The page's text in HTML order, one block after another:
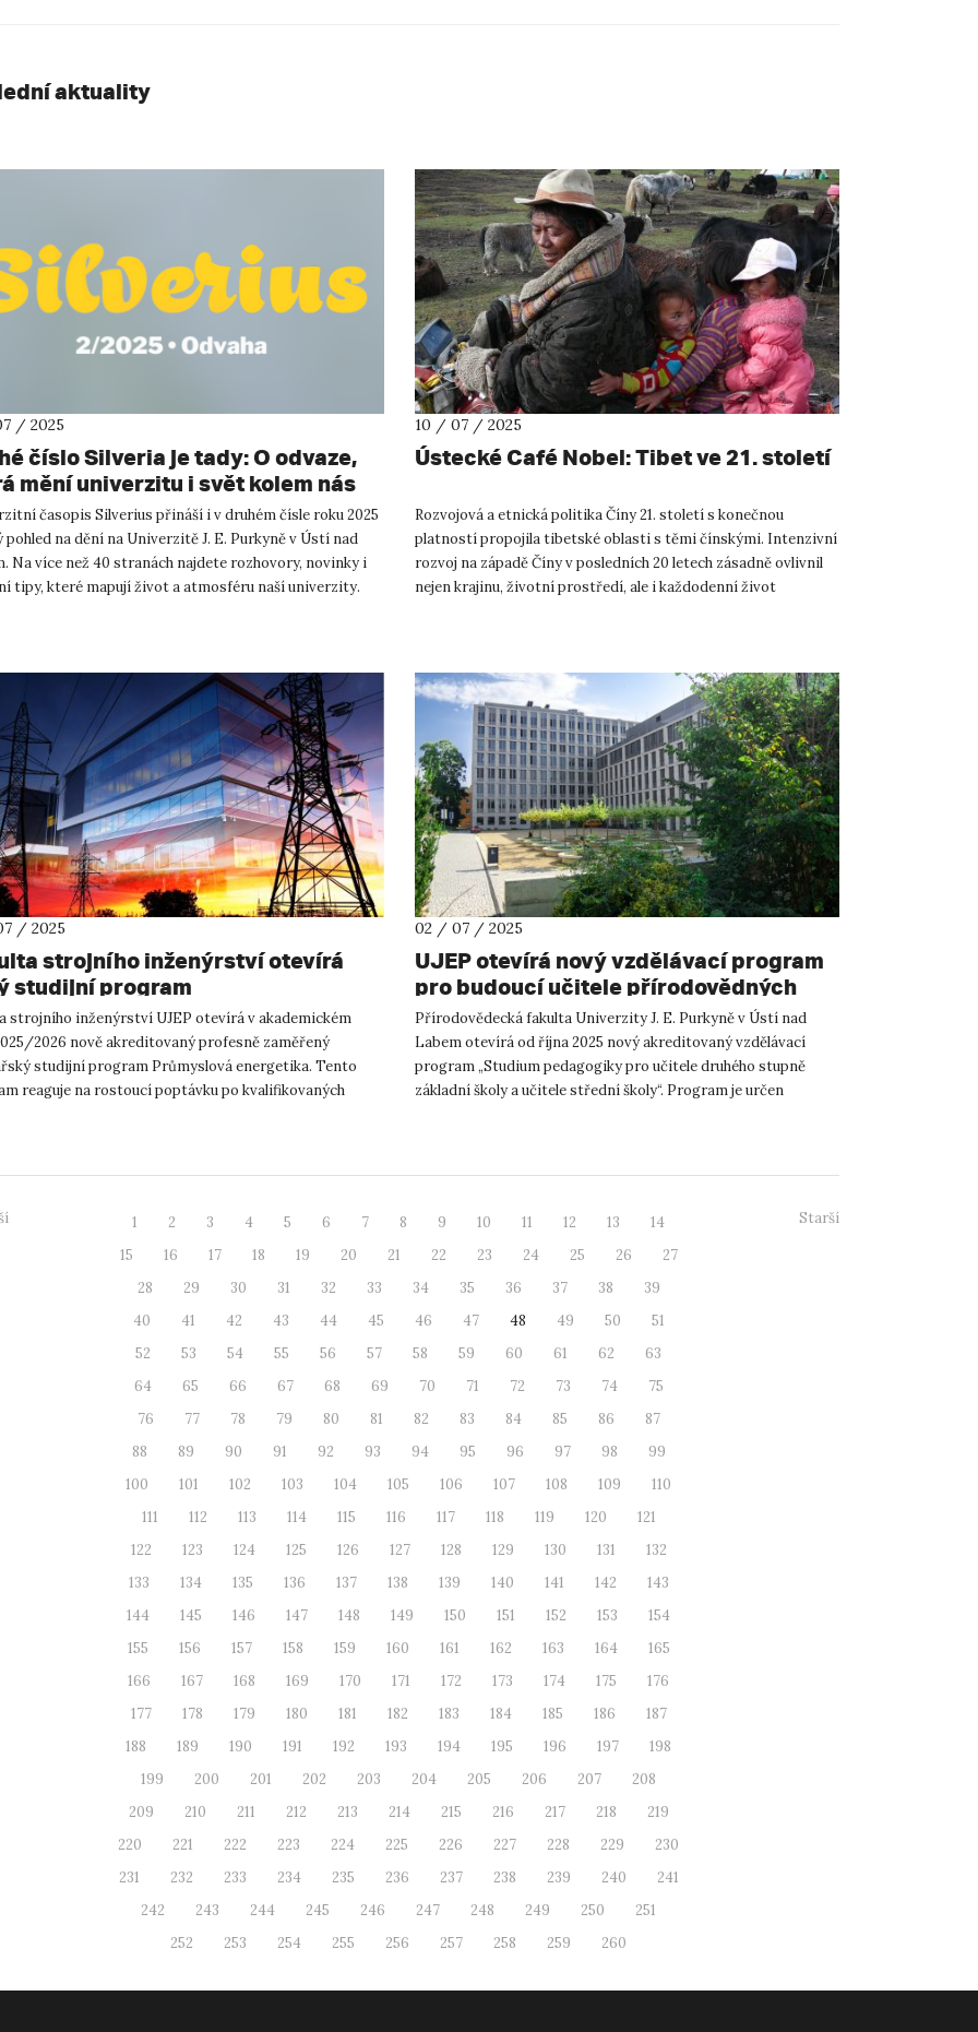
aktuality
/ 2025
číslo Silveria je tady: O odvaze,
mění univerzitu i svět kolem nás
časopis Silverius přináší i v druhém čísle roku 2025
na dění na Univerzitě J. E. Purkyně v Ústí nad
Na více než 40 stranách najdete rozhovory, novinky i
tipy, které mapují život a atmosféru naší univerzity.
10 / 07 / 2025
Ústecké Café Nobel: Tibet ve 21. století
Rozvojová a etnická politika Číny 21. století s konečnou
platností propojila tibetské oblasti s těmi čínskými. Intenzivní
rozvoj na západě Číny v posledních 20 letech zásadně ovlivnil
nejen krajinu, životní prostředí, ale i každodenní život
/ 2025
strojního inženýrství otevírá
studijní program
strojního inženýrství UJEP otevírá v akademickém
2026 nově akreditovaný profesně zaměřený
studijní program Průmyslová energetika. Tento
reaguje na rostoucí poptávku po kvalifikovaných
02 / 07 / 2025
UJEP otevírá nový vzdělávací program
pro budoucí učitele přírodovědných
oborů
Přírodovědecká fakulta Univerzity J. E. Purkyně v Ústí nad
Labem otevírá od října 2025 nový akreditovaný vzdělávací
program „Studium pedagogiky pro učitele druhého stupně
základní školy a učitele střední školy“. Program je určen
1 2 3 4 5 6 7 8 9 10 11 12 13
14
15
16 17 18 19 20 21 22 23 24 25 26
27
28
29 30 31 32 33 34 35 36 37 38
39
40
41 42 43 44 45 46 47 48 49 50
51
52
53 54 55 56 57 58 59 60 61 62
63
64
65 66 67 68 69 70 71 72 73 74
75
76
77 78 79 80 81 82 83 84 85 86
87
88
89 90 91 92 93 94 95 96 97 98
99
100
101 102 103 104 105 106 107 108 109
110
111
112 113 114 115 116 117 118 119 120
121
122
123 124 125 126 127 128 129 130 131
132
133
134 135 136 137 138 139 140 141 142
143
144
145 146 147 148 149 150 151 152 153
154
155
156 157 158 159 160 161 162 163 164
165
166
167 168 169 170 171 172 173 174 175
176
177
178 179 180 181 182 183 184 185 186
187
188
189 190 191 192 193 194 195 196 197
198
199
200 201 202 203 204 205 206 207
208
209
210 211 212 213 214 215 216 217 218
219
220
221 222 223 224 225 226 227 228 229
230
231
232 233 234 235 236 237 238 239 240
241
242
243 244 245 246 247 248 249 250
251
252
253 254 255 256 257 258 259 260
Starší